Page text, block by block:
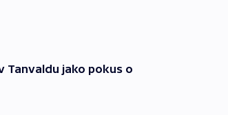
Tanvaldu jako pokus o